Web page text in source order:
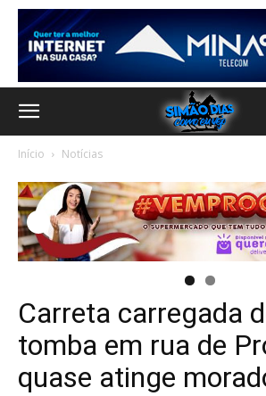
Início Notícias
Carreta carregada
tomba em rua de
quase atinge